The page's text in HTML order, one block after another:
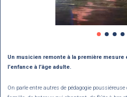
Un musicien remonte à la première
l’enfance à l’âge adulte.
On parle entre autres de pédagogie poussiéreuse